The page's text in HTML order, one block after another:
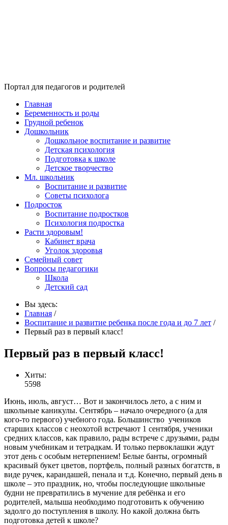
Портал для педагогов и родителей
Главная
Беременность и роды
Грудной ребенок
Дошкольник
Дошкольное воспитание и развитие
Детская психология
Подготовка к школе
Детское творчество
Мл. школьник
Воспитание и развитие
Советы психолога
Подросток
Воспитание подростков
Психология подростка
Расти здоровым!
Кабинет врача
Уголок здоровья
Семейный совет
Вопросы педагогики
Школа
Детский сад
Вы здесь:
Главная /
Воспитание и развитие ребенка после года и до 7 лет /
Первый раз в первый класс!
Первый раз в первый класс!
Хиты:
5598
Июнь, июль, август… Вот и закончилось лето, а с ним и
школьные каникулы. Сентябрь – начало очередного (а для
кого-то первого) учебного года. Большинство учеников
старших классов с неохотой встречают 1 сентября, ученики
средних классов, как правило, рады встрече с друзьями, рады
новым учебникам и тетрадкам. И только первоклашки ждут
этот день с особым нетерпением! Белые банты, огромный
красивый букет цветов, портфель, полный разных богатств, в
виде ручек, карандашей, пенала и т.д. Конечно, первый день в
школе – это праздник, но, чтобы последующие школьные
будни не превратились в мучение для ребёнка и его
родителей, малыша необходимо подготовить к обучению
задолго до поступления в школу. Но какой должна быть
подготовка детей к школе?